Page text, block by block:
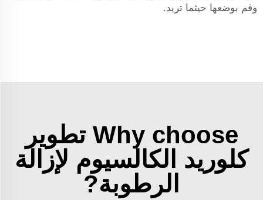
وقم بوضعها حيثما تريد.
Why choose تطوير
كلوريد الكالسيوم لإزالة
الرطوبة?